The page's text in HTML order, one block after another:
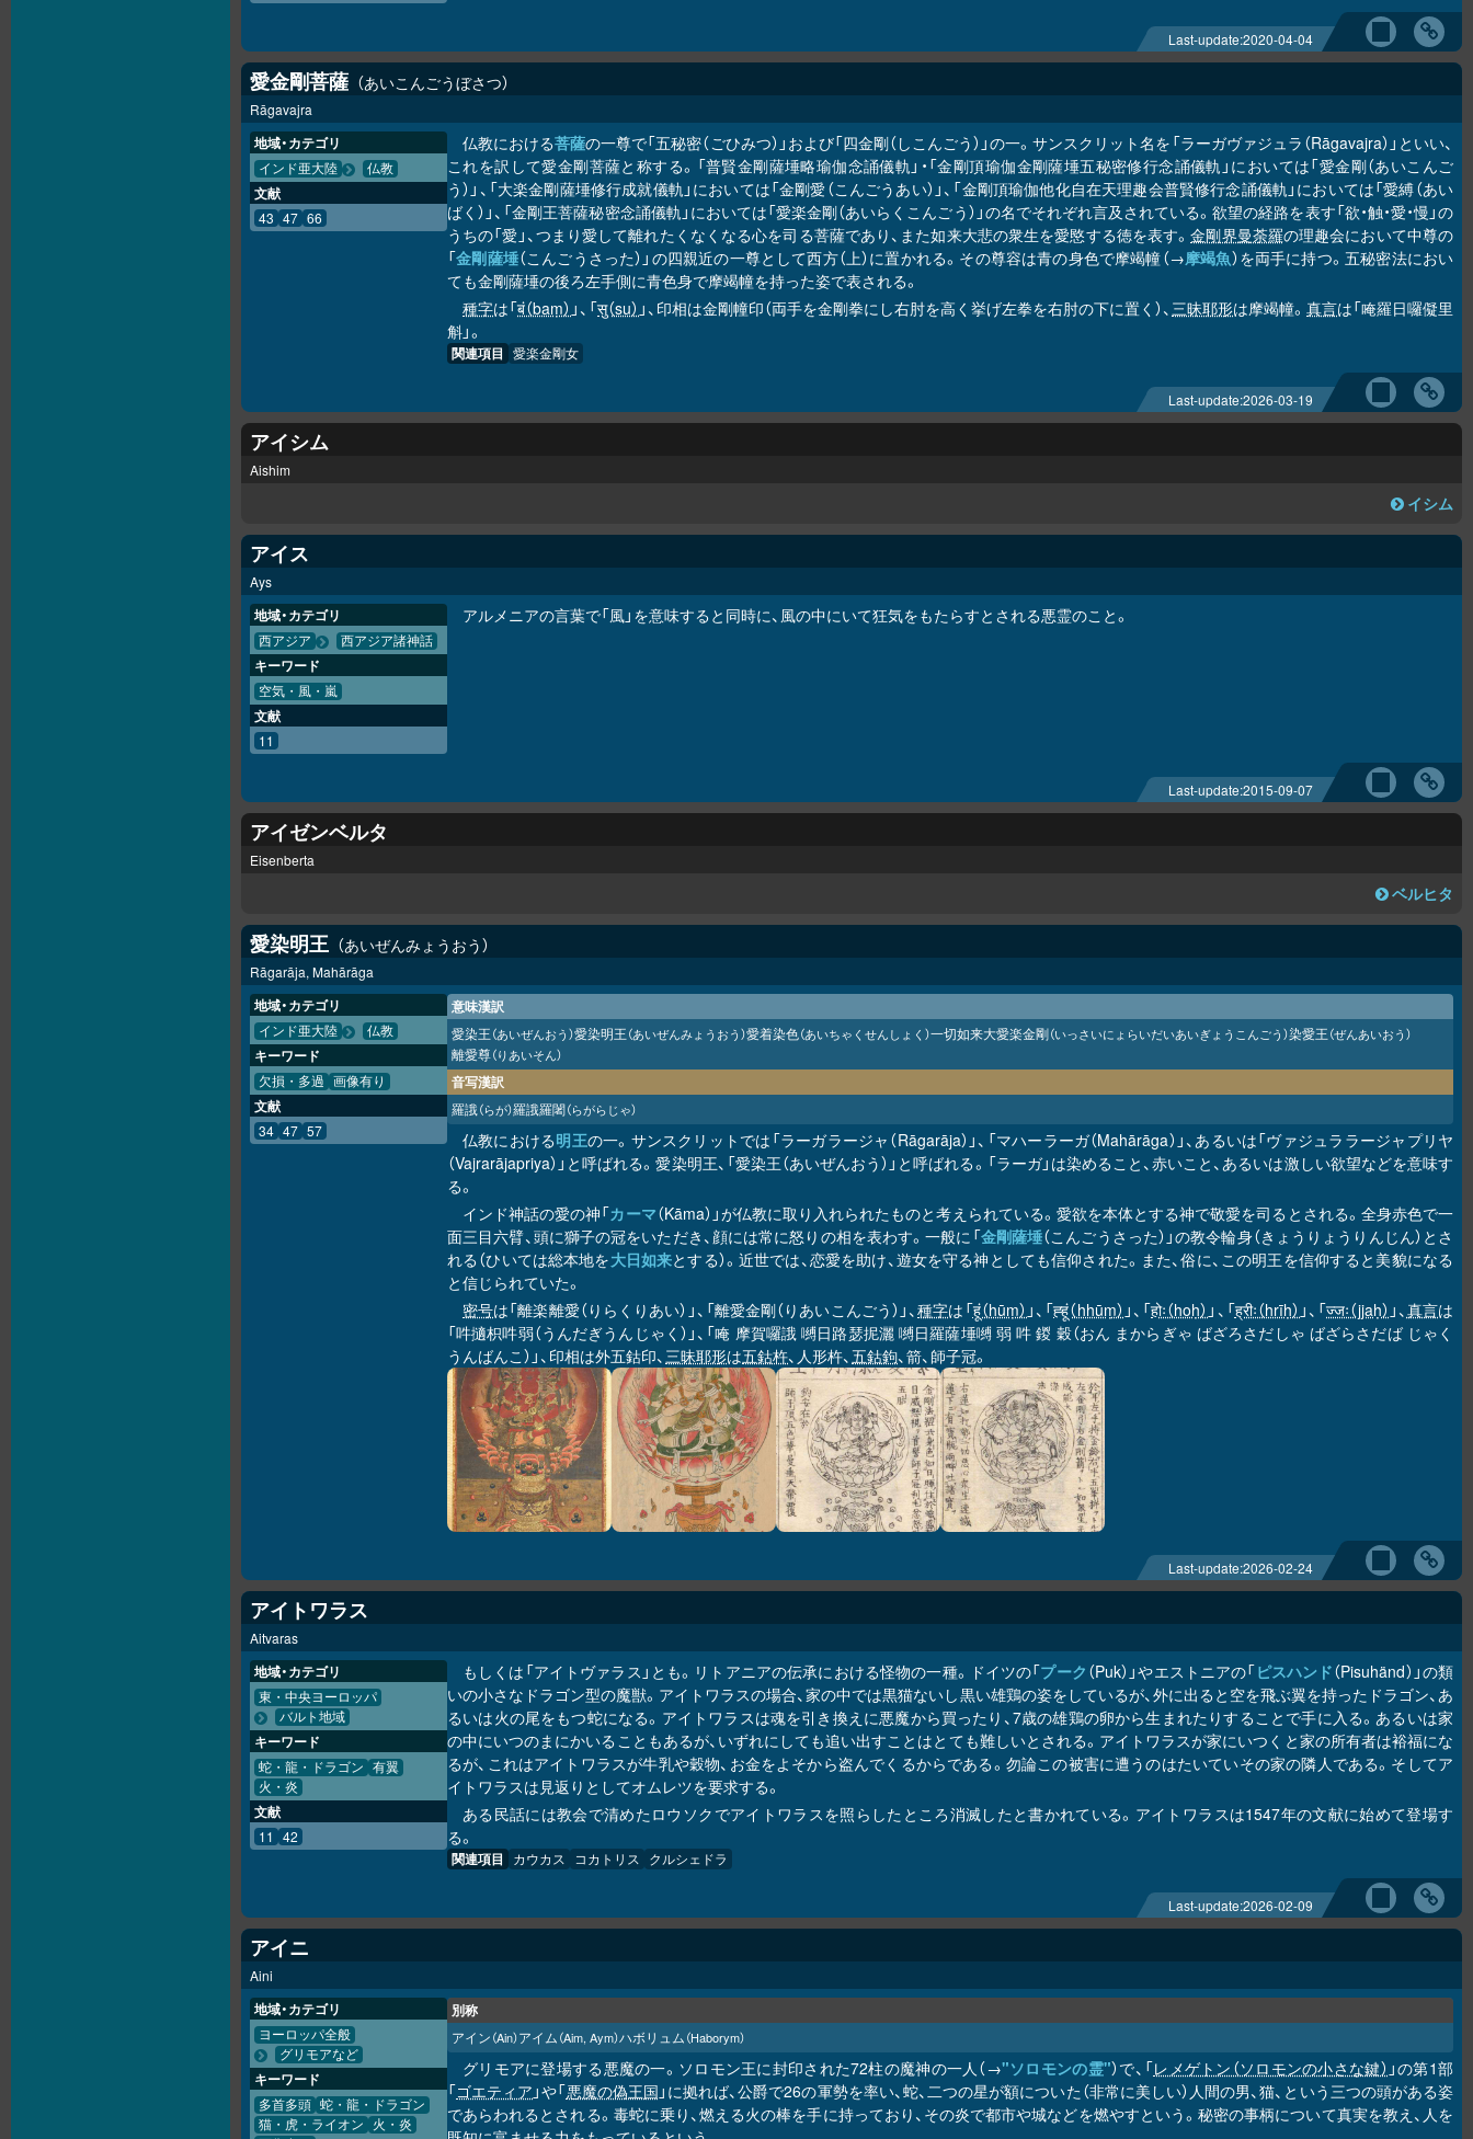
Last-update:2020-04-04
愛金剛菩薩 あいこんごうぼさつ
Rāgavajra
仏教における菩薩の一尊で「五秘密（ごひみつ）」および「四金剛（しこんごう）」の一。サンスクリット名を「ラーガヴァジュラ（Rāgavajra）」といい、
これを訳して愛金剛菩薩と称する。「普賢金剛薩埵略瑜伽念誦儀軌」・「金剛頂瑜伽金剛薩埵五秘密修行念誦儀軌」においては「愛金剛（あいこんご
う）」、「大楽金剛薩埵修行成就儀軌」においては「金剛愛（こんごうあい）」、「金剛頂瑜伽他化自在天理趣会普賢修行念誦儀軌」においては「愛縛（あい
ばく）」、「金剛王菩薩秘密念誦儀軌」においては「愛楽金剛（あいらくこんごう）」の名でそれぞれ言及されている。欲望の経路を表す「欲・触・愛・慢」の
うちの「愛」、つまり愛して離れたくなくなる心を司る菩薩であり、また如来大悲の衆生を愛愍する徳を表す。金剛界曼荼羅の理趣会において中尊の
「金剛薩埵（こんごうさった）」の四親近の一尊として西方（上）に置かれる。その尊容は青の身色で摩竭幢（→摩竭魚）を両手に持つ。五秘密法におい
ても金剛薩埵の後ろ左手側に青色身で摩竭幢を持った姿で表される。
種字は「बं（baṃ） 」、「सु（su） 」、印相は金剛幢印（両手を金剛拳にし右肘を高く挙げ左拳を右肘の下に置く）、三昧耶形は摩竭幢。 真言は「唵羅日囉儗里
斛」。
関連項目 愛楽金剛女
地域・カテゴリ
インド亜大陸 仏教
文献
43 47 66
Last-update:2026-03-19
アイシム
Aishim
イシム
アイス
Ays
アルメニアの言葉で「風」を意味すると同時に、風の中にいて狂気をもたらすとされる悪霊のこと。
地域・カテゴリ
西アジア 西アジア諸神話
キーワード
空気・風・嵐
文献
11
Last-update:2015-09-07
アイゼンベルタ
Eisenberta
ベルヒタ
愛染明王 あいぜんみょうおう
Rāgarāja, Mahārāga
意味漢訳
愛染王（あいぜんおう）愛染明王（あいぜんみょうおう）愛着染色（あいちゃくせんしょく）一切如来大愛楽金剛（いっさいにょらいだいあいぎょうこんごう）染愛王（ぜんあいおう）
離愛尊（りあいそん）
音写漢訳
羅誐（らが）羅誐羅闍（らがらじゃ）
仏教における明王の一。サンスクリットでは「ラーガラージャ（Rāgarāja）」、「マハーラーガ（Mahārāga）」、あるいは「ヴァジュララージャプリヤ
（Vajrarājapriya）」と呼ばれる。愛染明王、「愛染王（あいぜんおう）」と呼ばれる。「ラーガ」は染めること、赤いこと、あるいは激しい欲望などを意味す
る。
インド神話の愛の神「カーマ（Kāma）」が仏教に取り入れられたものと考えられている。愛欲を本体とする神で敬愛を司るとされる。全身赤色で一
面三目六臂、頭に獅子の冠をいただき、顔には常に怒りの相を表わす。一般に「金剛薩埵（こんごうさった）」の教令輪身（きょうりょうりんじん）とさ
れる（ひいては総本地を大日如来とする）。近世では、恋愛を助け、遊女を守る神としても信仰された。また、俗に、この明王を信仰すると美貌になる
と信じられていた。
密号は「離楽離愛（りらくりあい）」、「離愛金剛（りあいこんごう）」、種字は「हूं（hūṃ） 」、「ह्हूं（hhūṃ） 」、「होः（hoḥ） 」、「ह्रीः（hrīḥ） 」、「ज्जः（jjaḥ） 」、真言は
「吽擿枳吽弱（うんだぎうんじゃく）」、「唵 摩賀囉誐 嚩日路瑟抳灑 嚩日羅薩埵嚩 弱 吽 鍐 穀（おん まからぎゃ ばざろさだしゃ ばざらさだば じゃく
うんばんこ）」、印相は外五鈷印、三昧耶形は五鈷杵、人形杵、五鈷鉤、箭、師子冠。
地域・カテゴリ
インド亜大陸 仏教
キーワード
欠損・多過 画像有り
文献
34 47 57
Last-update:2026-02-24
アイトワラス
Aitvaras
もしくは「アイトヴァラス」とも。リトアニアの伝承における怪物の一種。ドイツの「プーク （Puk）」やエストニアの「ピスハンド（Pisuhänd）」の類
いの小さなドラゴン型の魔獣。アイトワラスの場合、家の中では黒猫ないし黒い雄鶏の姿をしているが、外に出ると空を飛ぶ翼を持ったドラゴン、あ
るいは火の尾をもつ蛇になる。アイトワラスは魂を引き換えに悪魔から買ったり、7歳の雄鶏の卵から生まれたりすることで手に入る。あるいは家
の中にいつのまにかいることもあるが、いずれにしても追い出すことはとても難しいとされる。アイトワラスが家にいつくと家の所有者は裕福にな
るが、これはアイトワラスが牛乳や穀物、お金をよそから盗んでくるからである。勿論この被害に遭うのはたいていその家の隣人である。そしてア
イトワラスは見返りとしてオムレツを要求する。
ある民話には教会で清めたロウソクでアイトワラスを照らしたところ消滅したと書かれている。アイトワラスは1547年の文献に始めて登場す
る。
関連項目 カウカス コカトリス クルシェドラ
地域・カテゴリ
東・中央ヨーロッパ
バルト地域
キーワード
蛇・龍・ドラゴン
有翼
火・炎
文献
11 42
Last-update:2026-02-09
アイニ
Aini
別称
アイン（Ain）アイム（Aim, Aym）ハボリュム（Haborym）
グリモアに登場する悪魔の一。ソロモン王に封印された72柱の魔神の一人（→"ソロモンの霊"）で、「レメゲトン（ソロモンの小さな鍵） 」の第1部
「ゴエティア 」や「悪魔の偽王国 」に拠れば、公爵で26の軍勢を率い、蛇、二つの星が額についた（非常に美しい）人間の男、猫、という三つの頭がある姿
であらわれるとされる。毒蛇に乗り、燃える火の棒を手に持っており、その炎で都市や城などを燃やすという。秘密の事柄について真実を教え、人を
地域・カテゴリ
ヨーロッパ全般
グリモアなど
キーワード
多首多頭 蛇・龍・ドラゴン
猫・虎・ライオン
火・炎